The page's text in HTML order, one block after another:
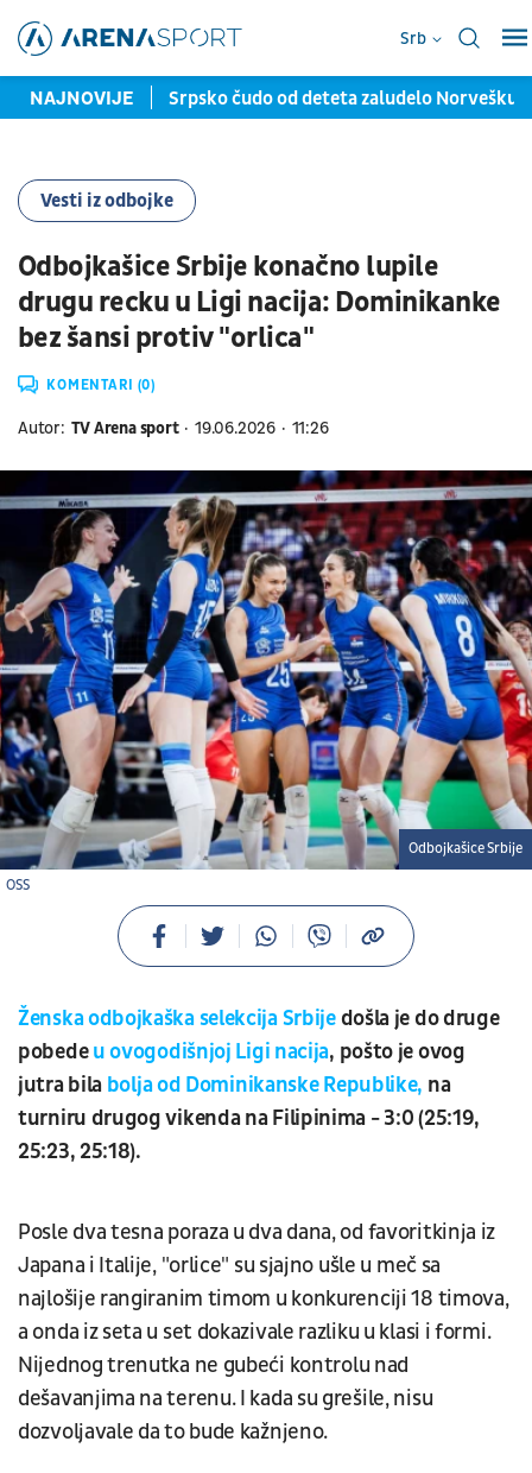
Srb
NAJNOVIJE
evropski ispit Srpsko čudo od deteta zaludelo Norvešku:
Vesti iz odbojke
Odbojkašice Srbije konačno lupile
drugu recku u Ligi nacija: Dominikanke
bez šansi protiv "orlica"
KOMENTARI (0)
Autor: TV Arena sport 19.06.2026 11:26
OSS
Odbojkašice Srbije
Ženska odbojkaška selekcija Srbijedošla je do druge
pobedeu ovogodišnjoj Ligi nacija, pošto je ovog
jutra bila bolja od Dominikanske Republike, na
turniru drugog vikenda na Filipinima - 3:0 (25:19,
25:23, 25:18).
Posle dva tesna poraza u dva dana, od favoritkinja iz
Japana i Italije, "orlice" su sjajno ušle u meč sa
najlošije rangiranim timom u konkurenciji 18 timova,
a onda iz seta u set dokazivale razliku u klasi i formi.
Nijednog trenutka ne gubeći kontrolu nad
dešavanjima na terenu. I kada su grešile, nisu
dozvoljavale da to bude kažnjeno.